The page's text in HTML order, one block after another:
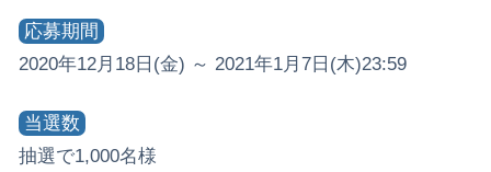
応募期間
2020年12月18日(金) ～ 2021年1月7日(木)23:59
当選数
抽選で1,000名様